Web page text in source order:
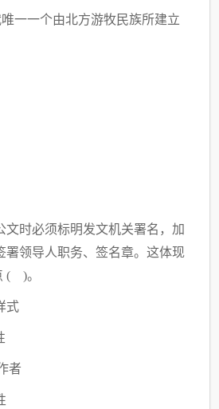
一一个由北方游牧民族所建立
文时必须标明发文机关署名，加
署领导人职务、签名章。这体现
( )。
式
者